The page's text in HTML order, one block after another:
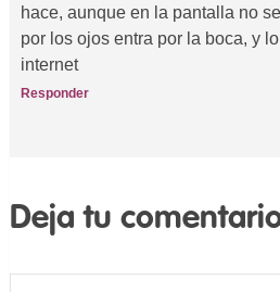
hace, aunque en la pantalla no
por los ojos entra por la boca, y
internet
Responder
Deja tu